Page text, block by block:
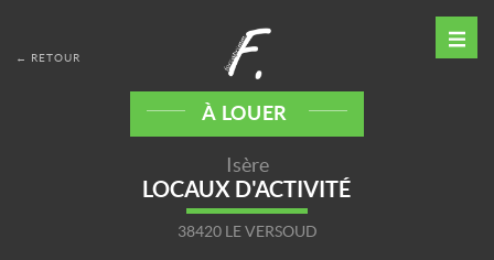
← RETOUR
À LOUER
Isère
LOCAUX D'ACTIVITÉ
38420 LE VERSOUD